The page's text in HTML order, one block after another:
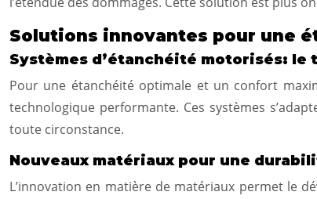
Solutions innovantes pour une
Systèmes d’étanchéité motorisés: le
Pour une étanchéité optimale et un confort
technologique performante. Ces systèmes
toute circonstance.
Nouveaux matériaux pour une
L’innovation en matière de matériaux permet le